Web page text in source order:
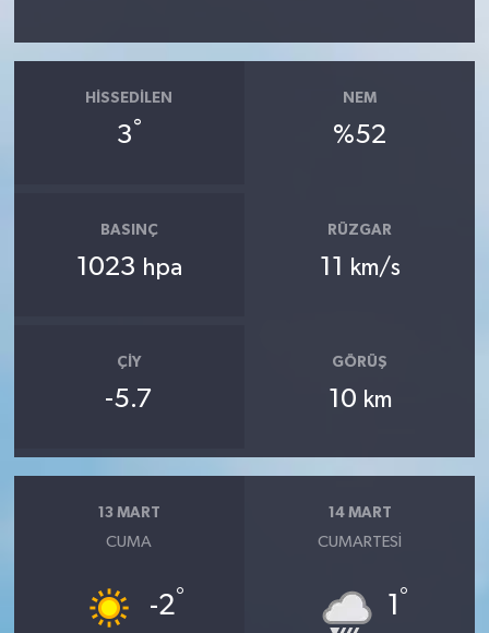
HISSEDILEN
3°
NEM
%52
BASINÇ
1023 hpa
RÜZGAR
11 km/s
ÇIY
-5.7
GÖRÜŞ
10 km
13 MART
CUMA
-2°
14 MART
CUMARTESI
1 °